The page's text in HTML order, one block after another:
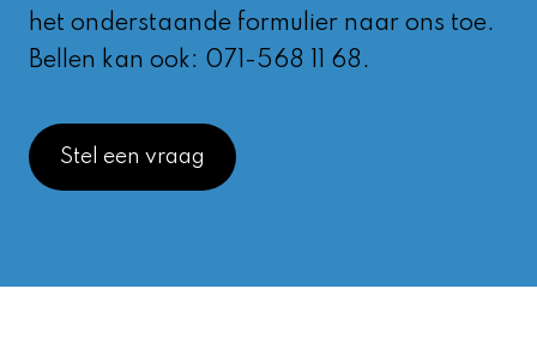
het onderstaande formulier naar ons toe.
Bellen kan ook: 071-568 11 68.
Stel een vraag